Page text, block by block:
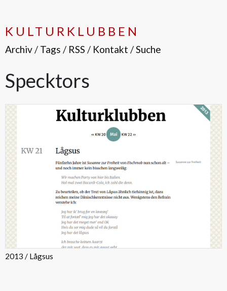
KULTURKLUBBEN
Archiv/ Tags / RSS / Kontakt /Suche
Specktors
2013 / Lågsus